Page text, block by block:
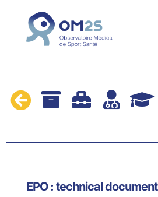
    
EPO : technical document